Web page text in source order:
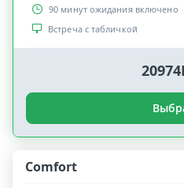
90 минут ожидания включено
Встреча с табличкой
Comfort